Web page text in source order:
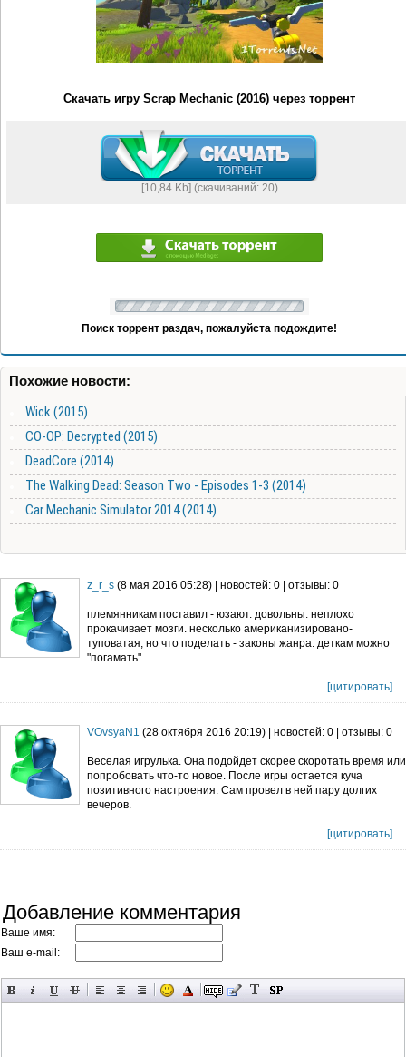
Скачать игру Scrap Mechanic (2016) через торрент
[10,84 Kb] (cкачиваний: 20)
Поиск торрент раздач, пожалуйста подождите!
Похожие новости:
Wick (2015)
CO-OP: Decrypted (2015)
DeadCore (2014)
The Walking Dead: Season Two - Episodes 1-3 (2014)
Car Mechanic Simulator 2014 (2014)
z_r_s (8 мая 2016 05:28) | новостей: 0 | отзывы: 0
племянникам поставил - юзают. довольны. неплохо
прокачивает мозги. несколько американизировано-
туповатая, но что поделать - законы жанра. деткам можно
"погамать"
[цитировать]
VOvsyaN1 (28 октября 2016 20:19) | новостей: 0 | отзывы: 0
Веселая игрулька. Она подойдет скорее скоротать время или
попробовать что-то новое. После игры остается куча
позитивного настроения. Сам провел в ней пару долгих
вечеров.
[цитировать]
Добавление комментария
Ваше имя:
Ваш e-mail: